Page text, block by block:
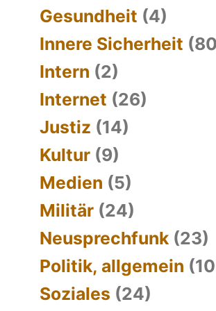
Gesundheit (4)
Innere Sicherheit
Intern (2)
Internet (26)
Justiz (14)
Kultur (9)
Medien (5)
Militär (24)
Neusprechfunk (23)
Politik, allgemein
Soziales (24)